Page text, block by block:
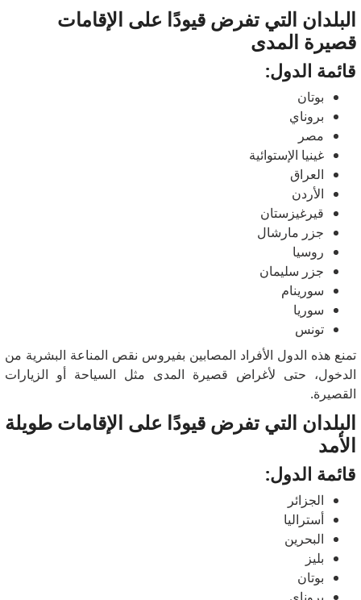
البلدان التي تفرض قيودًا على الإقامات
قصيرة المدى
قائمة الدول:
بوتان
بروناي
مصر
غينيا الإستوائية
العراق
الأردن
قيرغيزستان
جزر مارشال
روسيا
جزر سليمان
سورينام
سوريا
تونس
تمنع هذه الدول الأفراد المصابين بفيروس نقص المناعة البشرية من
الدخول، حتى لأغراض قصيرة المدى مثل السياحة أو الزيارات
القصيرة.
البلدان التي تفرض قيودًا على الإقامات طويلة
الأمد
قائمة الدول:
الجزائر
أستراليا
البحرين
بليز
بوتان